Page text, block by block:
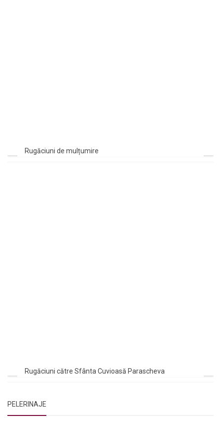
Rugăciuni de mulțumire
Rugăciuni către Sfânta Cuvioasă Parascheva
PELERINAJE